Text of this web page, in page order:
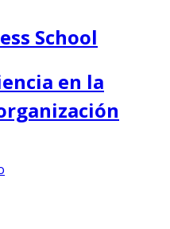
School
en la